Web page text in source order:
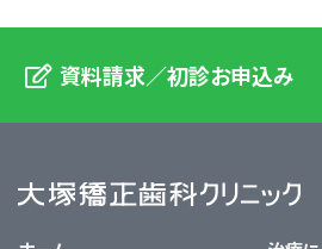
資料請求／初診お申込み